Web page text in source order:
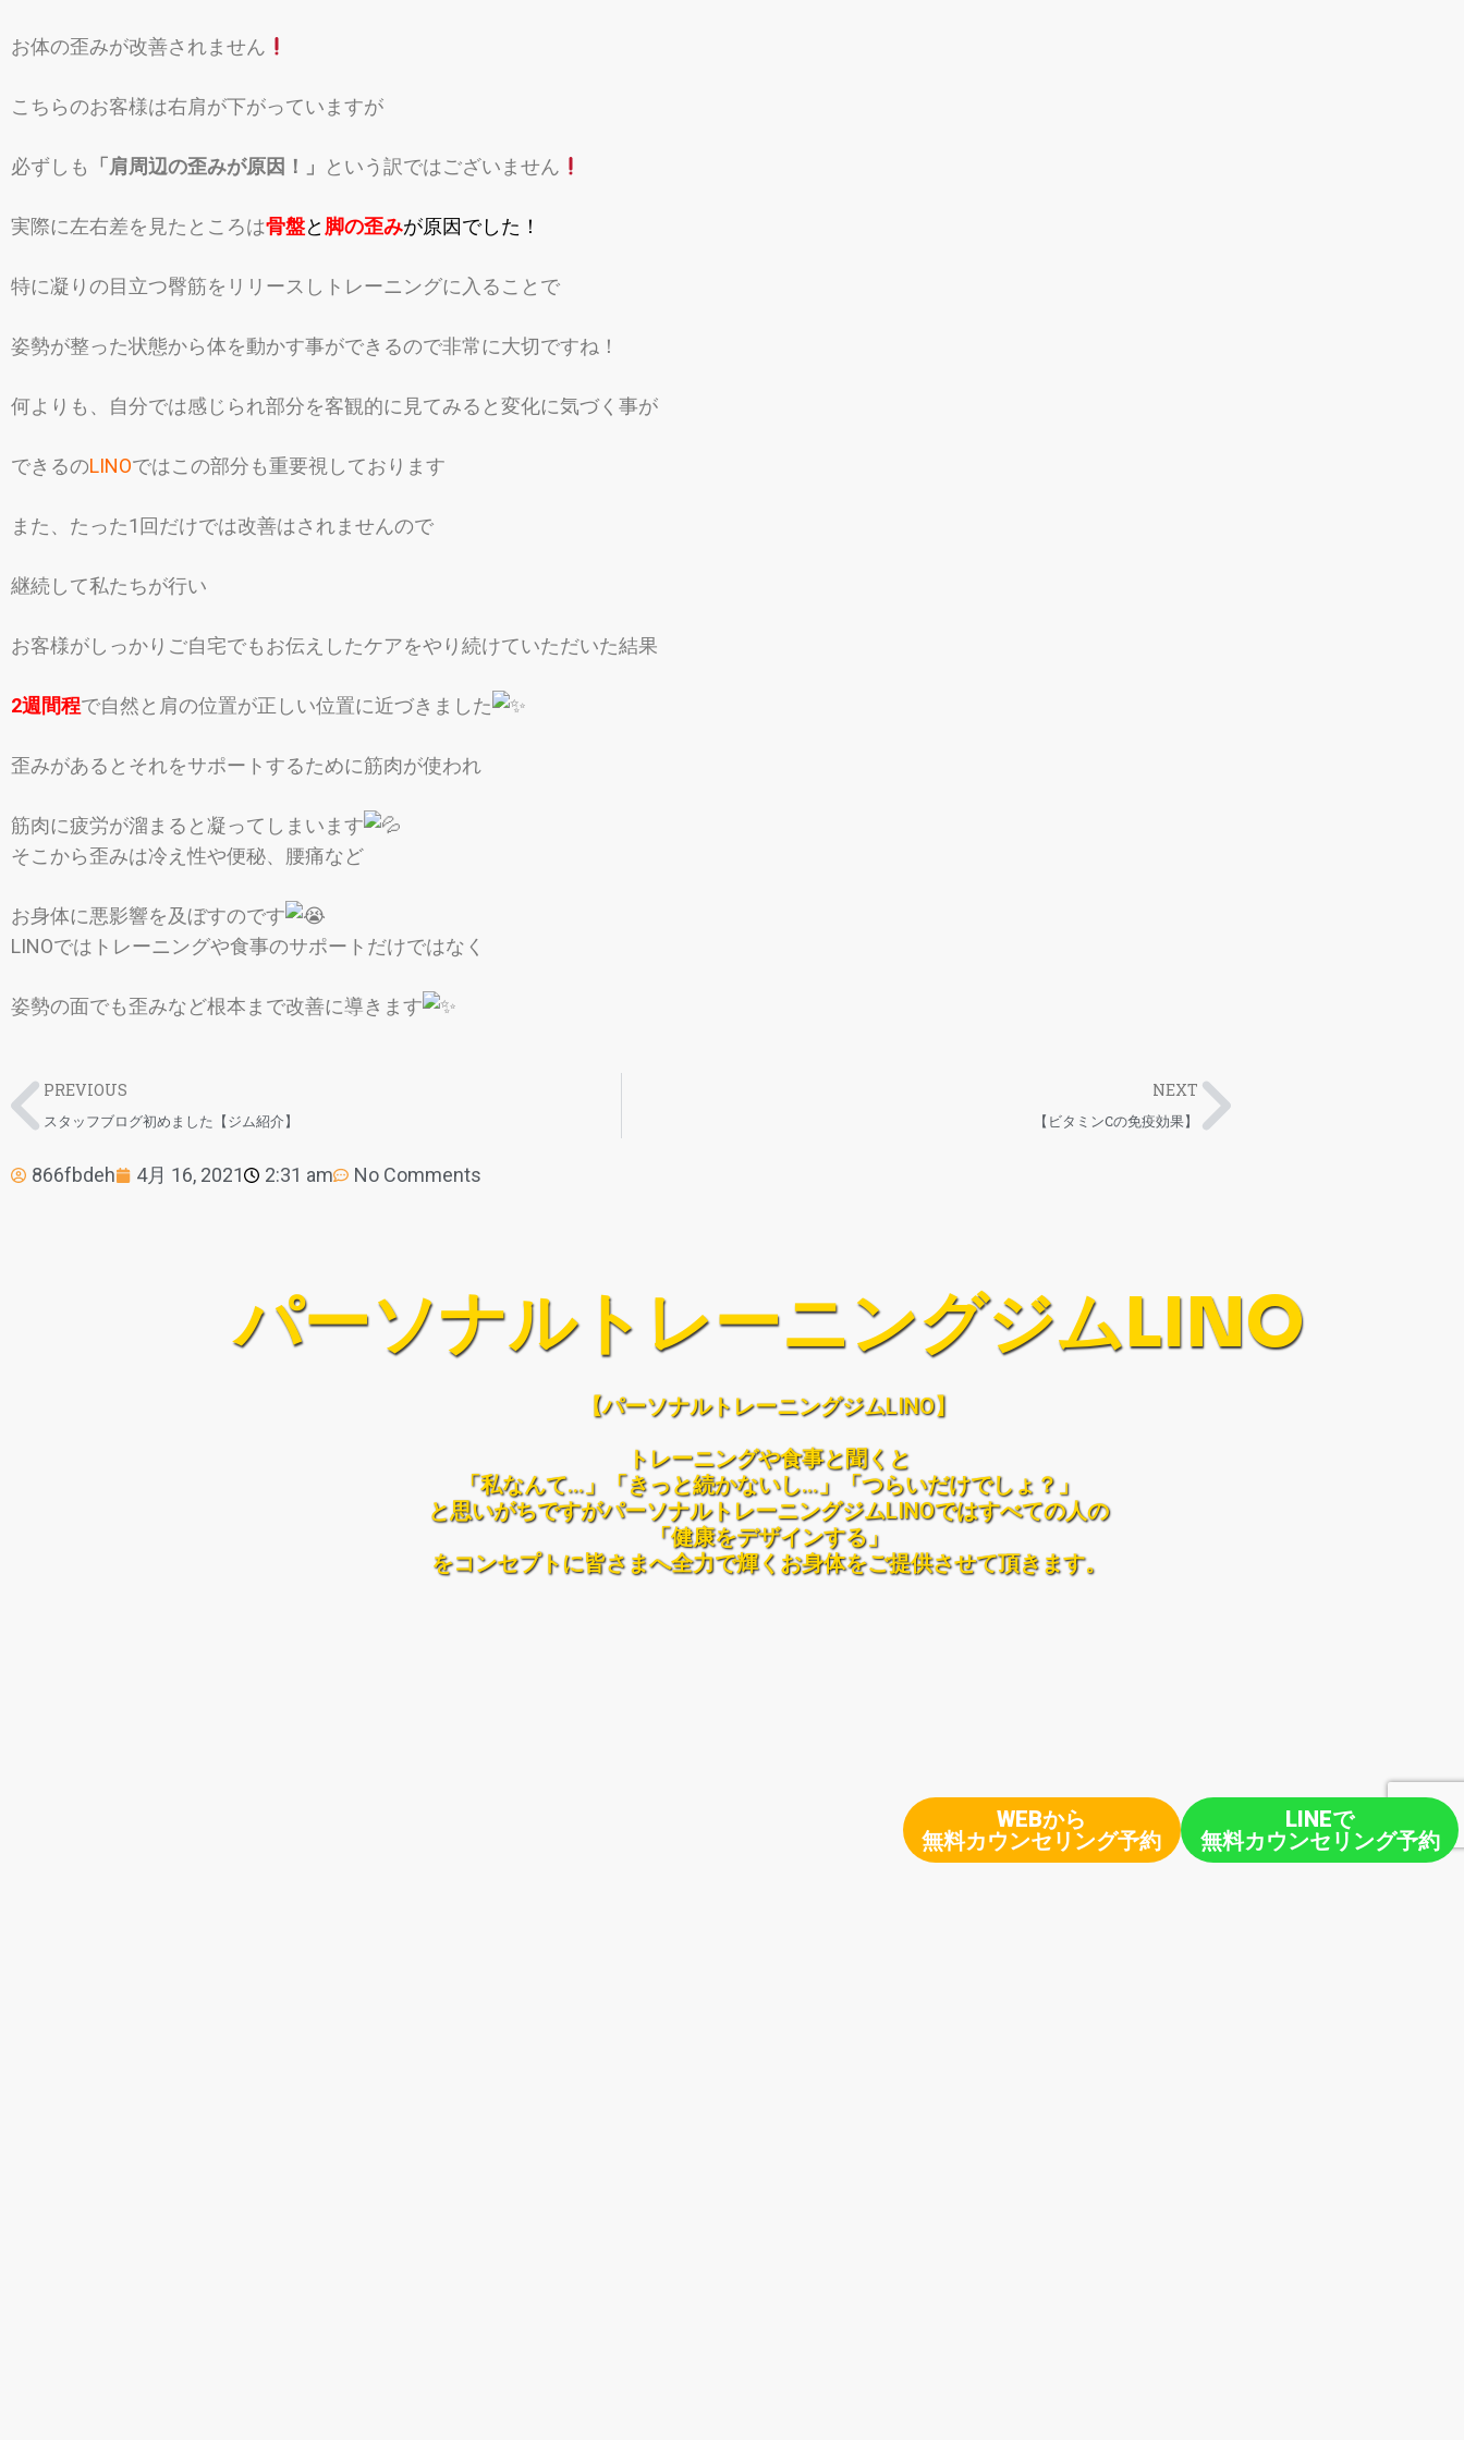
お体の歪みが改善されません
こちらのお客様は右肩が下がっていますが
必ずしも 「肩周辺の歪みが原因！」 という訳ではございません
実際に左右差を見たところは骨盤と 脚の歪みが原因でした！
特に凝りの目立つ臀筋をリリースしトレーニングに入ることで
姿勢が整った状態から体を動かす事ができるので非常に大切ですね！
何よりも、自分では感じられ部分を客観的に見てみると変化に気づく事が
できるのLINOではこの部分も重要視しております
また、たった1回だけでは改善はされませんので
継続して私たちが行い
お客様がしっかりご自宅でもお伝えしたケアをやり続けていただいた結果
2週間程で自然と肩の位置が正しい位置に近づきました
歪みがあるとそれをサポートするために筋肉が使われ
筋肉に疲労が溜まると凝ってしまいます
そこから歪みは冷え性や便秘、腰痛など
お身体に悪影響を及ぼすのです
LINOではトレーニングや食事のサポートだけではなく
姿勢の面でも歪みなど根本まで改善に導きます
PREVIOUS
スタッフブログ初めました【ジム紹介】
NEXT
【ビタミンCの免疫効果】
866fbdeh 4月 16, 2021 2:31 am No Comments
パーソナルトレーニングジムLINO
【パーソナルトレーニングジムLINO】
トレーニングや食事と聞くと
「私なんて…」「きっと続かないし…」「つらいだけでしょ？」
と思いがちですがパーソナルトレーニングジムLINOではすべての人の
「健康をデザインする」
をコンセプトに皆さまへ全力で輝くお身体をご提供させて頂きます。
WEBから
無料カウンセリング予約
LINEで
無料カウンセリング予約